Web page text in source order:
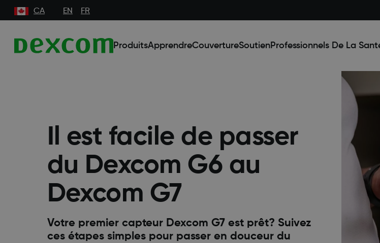
CA EN FR
ProduitsApprendreCouvertureSoutienProfessionnels De La
Il est facile de passer
du Dexcom G6 au
Dexcom G7
Votre premier capteur Dexcom G7 est prêt? Suivez
ces étapes simples pour passer en douceur du